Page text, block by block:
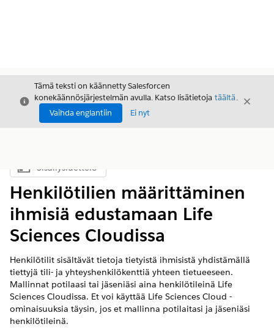
Sulje
Tämä teksti on käännetty Salesforcen
konekäännösjärjestelmän avulla. Katso lisätietoja täältä.
Vaihda englantiin
Ei nyt
Sulje
Näytä sisällysluettelo
Sisällysluettelo
Henkilötilien määrittäminen
ihmisiä edustamaan Life
Sciences Cloudissa
Henkilötilit sisältävät tietoja tietyistä ihmisistä yhdistämällä
tiettyjä tili- ja yhteyshenkilökenttiä yhteen tietueeseen.
Mallinnat potilaasi tai jäseniäsi aina henkilötileinä Life
Sciences Cloudissa. Et voi käyttää Life Sciences Cloud -
ominaisuuksia täysin, jos et mallinna potilaitasi ja jäseniäsi
henkilötileinä.